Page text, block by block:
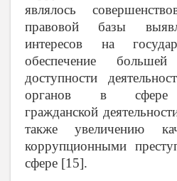
являлось
правовой базы
интересов на
обеспечение
доступности
органов в сфере
гражданской
также увеличению
коррупционными
сфере [15].